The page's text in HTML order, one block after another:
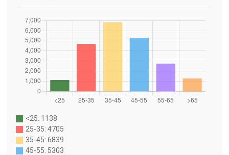
<25: 1138
25-35: 4705
35-45: 6839
45-55: 5303